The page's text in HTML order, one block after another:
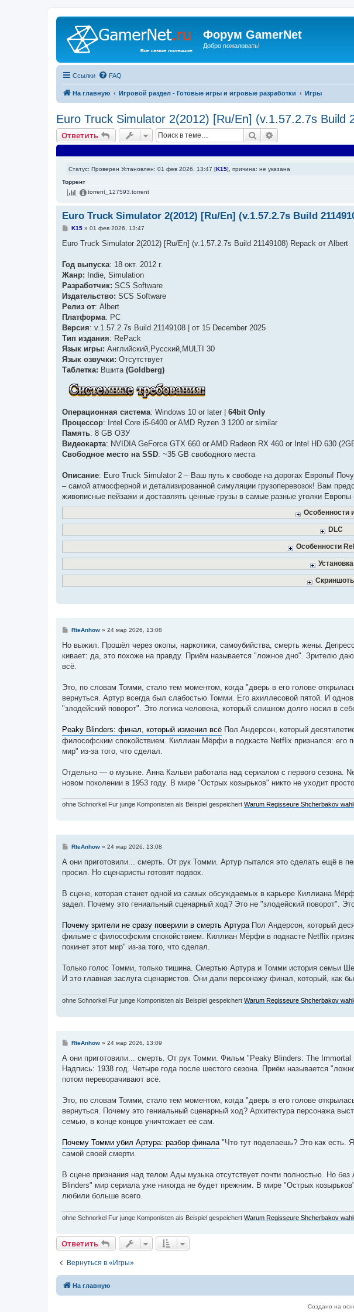
Форум GamerNet
Добро пожаловать!
Ссылки FAQ
На главную Игровой раздел - Готовые игры и игровые разработки Игры
Euro Truck Simulator 2(2012) [Ru/En] (v.1.57.2.7s Build
Ответить Поиск
Статус: Проверен Установлен: 01 фев 2026, 13:47 [K15], причина: не указана
Торрент
torrent_127593.torrent
Euro Truck Simulator 2(2012) [Ru/En] (v.1.57.2.7s Build
С
о
е
н
и
е
K15» 01 фев 2026, 13:47
Euro Truck Simulator 2(2012) [Ru/En] (v.1.57.2.7s Build 21149108) Repack от Albert
Год выпуска: 18 окт. 2012 г.
Жанр: Indie, Simulation
Разработчик: SCS Software
Издательство: SCS Software
Релиз от: Albert
Платформа: PC
Версия: v.1.57.2.7s Build 21149108 | от 15 December 2025
Тип издания: RePack
Язык игры: Английский,Русский,MULTI 30
Язык озвучки: Отсутствует
Таблетка: Вшита (Goldberg)
Операционная система: Windows 10 or later | 64bit Only
Процессор: Intel Core i5-6400 or AMD Ryzen 3 1200 or similar
Память: 8 GB ОЗУ
Видеокарта: NVIDIA GeForce GTX 660 or AMD Radeon RX 460 or Intel HD 630
Свободное место на SSD: ~35 GB свободного места
Описание: Euro Truck Simulator 2 – Ваш путь к свободе на дорогах Европы!
– самой атмосферной и детализированной симуляции грузоперевозок! Вам
живописные пейзажи и доставлять ценные грузы в самые разные уголки
Особенности
DLC
Особенности
Установка
С
о
щ
е
е
RteAnhow» 24 мар 2026, 13:08
Но выжил. Прошёл через окопы, наркотики, самоубийства, смерть жены.
кивает: да, это похоже на правду. Приём называется "ложное дно". Зрителю
всё.
Это, по словам Томми, стало тем моментом, когда "дверь в его голове
вернуться. Артур всегда был слабостью Томми. Его ахиллесовой пятой. И
"злодейский поворот". Это логика человека, который слишком долго носил в
Peaky Blinders: финал, который изменил всё Пол Андерсон, который
философским спокойствием. Киллиан Мёрфи в подкасте Netflix признался: его
мир" из-за того, что сделал.
Отдельно — о музыке. Анна Кальви работала над сериалом с первого сезона.
новом поколении в 1953 году. В мире "Острых козырьков" никто не уходит
ohne Schnorkel Fur junge Komponisten als Beispiel gespeichert Warum Regisseure Shcherbakov
С
о
щ
и
е
RteAnhow» 24 мар 2026, 13:08
А они приготовили... смерть. От рук Томми. Артур пытался это сделать ещё в
просил. Но сценаристы готовят подвох.
В сцене, которая станет одной из самых обсуждаемых в карьере Киллиана
задел. Почему это гениальный сценарный ход? Это не "злодейский поворот".
Почему зрители не сразу поверили в смерть АртураПол Андерсон, который
фильме с философским спокойствием. Киллиан Мёрфи в подкасте Netflix
покинет этот мир" из-за того, что сделал.
Только голос Томми, только тишина. Смертью Артура и Томми история семьи
И это главная заслуга сценаристов. Они дали персонажу финал, который, как
ohne Schnorkel Fur junge Komponisten als Beispiel gespeichert Warum Regisseure Shcherbakov
С
о
щ
е
е
RteAnhow» 24 мар 2026, 13:09
А они приготовили... смерть. От рук Томми. Фильм "Peaky Blinders: The Immortal
Надпись: 1938 год. Четыре года после шестого сезона. Приём называется
потом переворачивают всё.
Это, по словам Томми, стало тем моментом, когда "дверь в его голове
вернуться. Почему это гениальный сценарный ход? Архитектура персонажа
семью, в конце концов уничтожает её сам.
Почему Томми убил Артура: разбор финала "Что тут поделаешь? Это как есть.
самой своей смерти.
В сцене признания над телом Ады музыка отсутствует почти полностью. Но
Blinders" мир сериала уже никогда не будет прежним. В мире "Острых
любили больше всего.
ohne Schnorkel Fur junge Komponisten als Beispiel gespeichert Warum Regisseure Shcherbakov
Ответить
Вернуться в «Игры»
На главную
Создано на